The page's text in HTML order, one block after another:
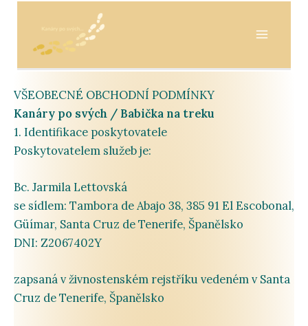
VŠEOBECNÉ OBCHODNÍ PODMÍNKY
Kanáry po svých / Babička na treku
1. Identifikace poskytovatele
Poskytovatelem služebje:
Bc. Jarmila Lettovská
se sídlem: Tambora de Abajo 38, 385 91 El Escobonal,
Güímar, Santa Cruz deTenerife, Španělsko
DNI: Z2067402Y
zapsanávživnostenském rejstříkuvedenémvSanta
Cruz deTenerife, Španělsko